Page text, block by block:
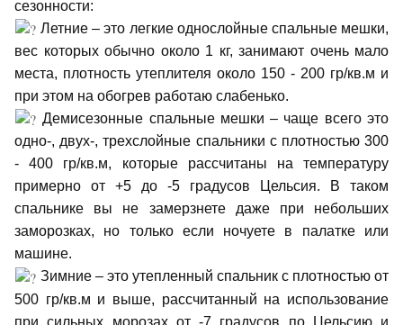
сезонности:
Летние – это легкие однослойные спальные мешки,
вес которых обычно около 1 кг, занимают очень мало
места, плотность утеплителя около 150 - 200 гр/кв.м и
при этом на обогрев работаю слабенько.
Демисезонные спальные мешки – чаще всего это
одно-, двух-, трехслойные спальники с плотностью 300
- 400 гр/кв.м, которые рассчитаны на температуру
примерно от +5 до -5 градусов Цельсия. В таком
спальнике вы не замерзнете даже при небольших
заморозках, но только если ночуете в палатке или
машине.
Зимние – это утепленный спальник с плотностью от
500 гр/кв.м и выше, рассчитанный на использование
при сильных морозах от -7 градусов по Цельсию и